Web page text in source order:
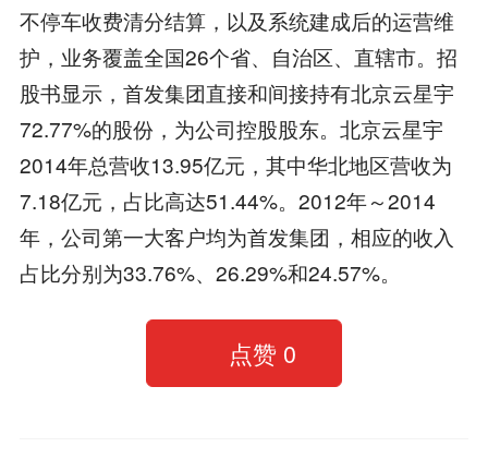
不停车收费清分结算，以及系统建成后的运营维
护，业务覆盖全国26个省、自治区、直辖市。招
股书显示，首发集团直接和间接持有北京云星宇
72.77%的股份，为公司控股股东。北京云星宇
2014年总营收13.95亿元，其中华北地区营收为
7.18亿元，占比高达51.44%。2012年～2014
年，公司第一大客户均为首发集团，相应的收入
占比分别为33.76%、26.29%和24.57%。
点赞 0